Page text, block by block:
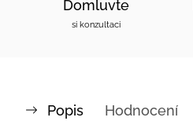
Domluvte
si konzultaci
Popis Hodnocení